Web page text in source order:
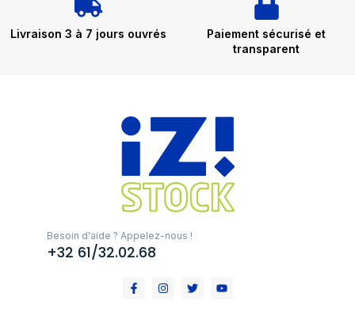
Livraison 3 à 7 jours ouvrés
Paiement sécurisé et
transparent
Besoin d'aide ? Appelez-nous !
+32 61/32.02.68